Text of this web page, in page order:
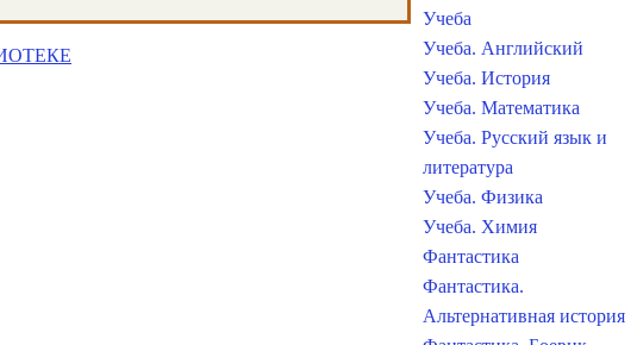
Учеба
Учеба. Английский
Учеба. История
Учеба. Математика
Учеба. Русский язык и
литература
Учеба. Физика
Учеба. Химия
Фантастика
Фантастика.
Альтернативная история